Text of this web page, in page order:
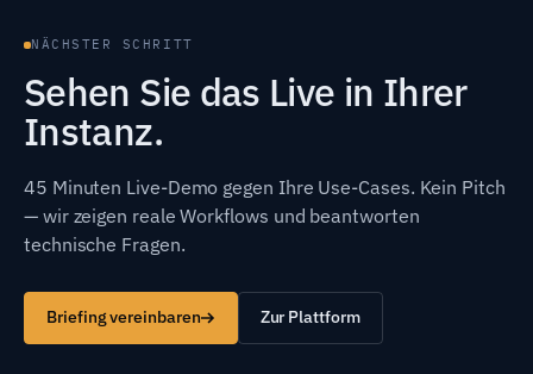
NÄCHSTER SCHRITT
Sehen Sie das Live in Ihrer
Instanz.
45 Minuten Live-Demo gegen Ihre Use-Cases. Kein Pitch
— wir zeigen reale Workflows und beantworten
technische Fragen.
Briefing vereinbaren Zur Plattform